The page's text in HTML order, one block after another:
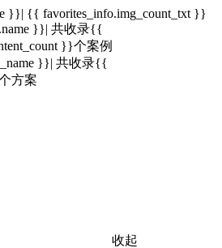
}}| {{ favorites_info.img_count_txt }}
}}| 共收录{{
}}个案例
}}| 共收录{{
方案
收起